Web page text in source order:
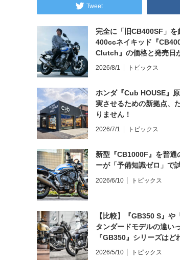
Tweet
完全に「旧CB400SF」
400ccネイキッド『
Clutch』の価格と発売日
2026/8/1 トピックス
ホンダ『Cub HOUSE』
実させるための新拠点、
りません！
2026/7/1 トピックス
新型『CB1000F』を普通
ーが「予備知識ゼロ」で
2026/6/10 トピックス
【比較】『GB350 S』や
タンダードモデルの違い
『GB350』シリーズはど
2026/5/10 トピックス